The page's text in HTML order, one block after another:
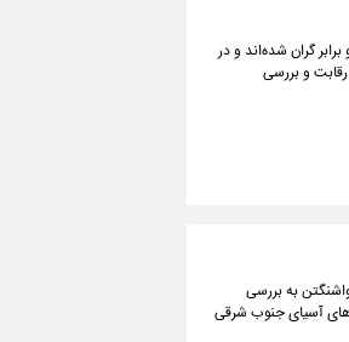
گران شده‌اند و در
و بررسی
به بررسی
آسیای جنوب شرقی